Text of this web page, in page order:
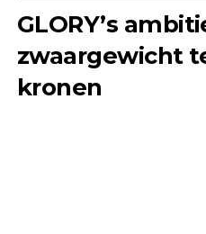
GLORY’s
zwaargewicht
kronen